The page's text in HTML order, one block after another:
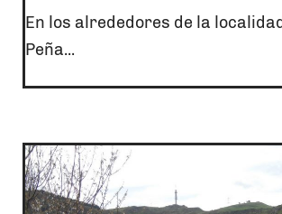
En los alrededores de la
Peña...